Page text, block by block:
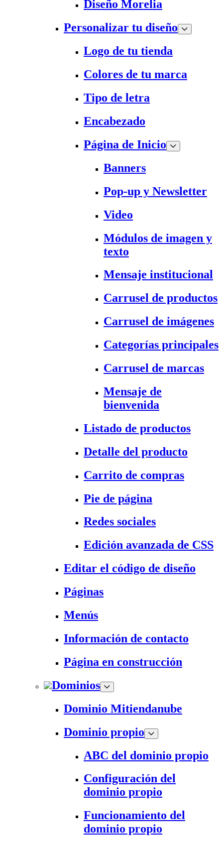
Diseño Morelia
Personalizar tu diseño
Logo de tu tienda
Colores de tu marca
Tipo de letra
Encabezado
Página de Inicio
Banners
Pop-up y Newsletter
Video
Módulos de imagen y
texto
Mensaje institucional
Carrusel de productos
Carrusel de imágenes
Categorías principales
Carrusel de marcas
Mensaje de
bienvenida
Listado de productos
Detalle del producto
Carrito de compras
Pie de página
Redes sociales
Edición avanzada de CSS
Editar el código de diseño
Páginas
Menús
Información de contacto
Página en construcción
Dominios
Dominio Mitiendanube
Dominio propio
ABC del dominio propio
Configuración del
dominio propio
Funcionamiento del
dominio propio